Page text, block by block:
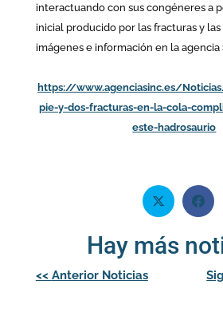
interactuando con sus congéneres a
inicial producido por las fracturas y las
imágenes e información en la agencia
https://www.agenciasinc.es/
pie-y-dos-fracturas-en-la-cola-
este-hadrosaurio
Hay más
Navegación
de
<< Anterior Noticias